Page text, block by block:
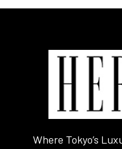
Where Tokyo’s